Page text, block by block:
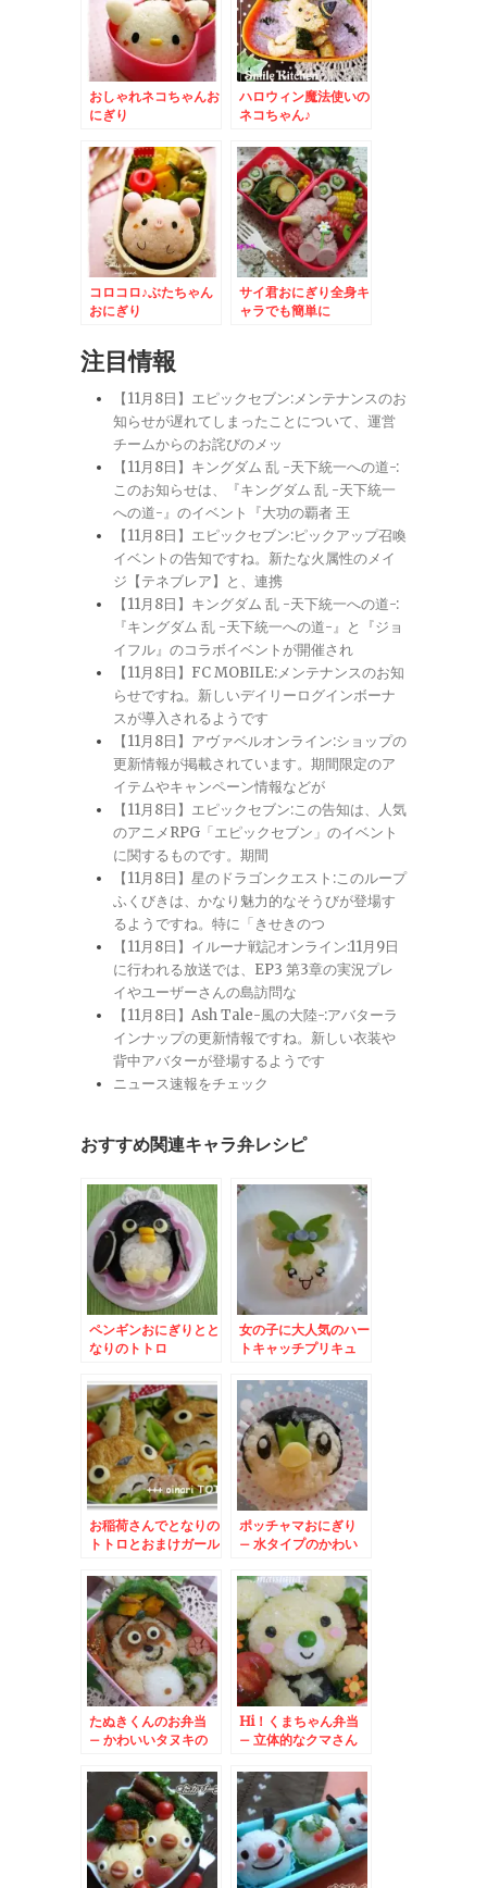
おしゃれネコちゃんお
にぎり
ハロウィン魔法使いの
ネコちゃん♪
コロコロ♪ぶたちゃん
おにぎり
サイ君おにぎり全身キ
ャラでも簡単に
注目情報
【11月8日】エピックセブン:メンテナンスのお
知らせが遅れてしまったことについて、運営
チームからのお詫びのメッ
【11月8日】キングダム 乱 -天下統一への道-:
このお知らせは、『キングダム 乱 -天下統一
への道-』のイベント『大功の覇者 王
【11月8日】エピックセブン:ピックアップ召喚
イベントの告知ですね。新たな火属性のメイ
ジ【テネブレア】と、連携
【11月8日】キングダム 乱 -天下統一への道-:
『キングダム 乱 -天下統一への道-』と『ジョ
イフル』のコラボイベントが開催され
【11月8日】FC MOBILE:メンテナンスのお知
らせですね。新しいデイリーログインボーナ
スが導入されるようです
【11月8日】アヴァベルオンライン:ショップの
更新情報が掲載されています。期間限定のア
イテムやキャンペーン情報などが
【11月8日】エピックセブン:この告知は、人気
のアニメRPG「エピックセブン」のイベント
に関するものです。期間
【11月8日】星のドラゴンクエスト:このループ
ふくびきは、かなり魅力的なそうびが登場す
るようですね。特に「きせきのつ
【11月8日】イルーナ戦記オンライン:11月9日
に行われる放送では、EP3 第3章の実況プレ
イやユーザーさんの島訪問な
【11月8日】Ash Tale-風の大陸-:アバターラ
インナップの更新情報ですね。新しい衣装や
背中アバターが登場するようです
ニュース速報をチェック
おすすめ関連キャラ弁レシピ
ペンギンおにぎりとと
なりのトトロ
女の子に大人気のハー
トキャッチプリキュ
お稲荷さんでとなりの
トトロとおまけガール
ポッチャマおにぎり
– 水タイプのかわい
たぬきくんのお弁当
– かわいいタヌキの
Hi！くまちゃん弁当
– 立体的なクマさん